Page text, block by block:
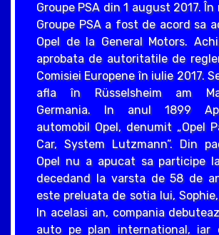
Groupe PSA din 1 august 2017. În
Groupe PSA a fost de acord sa
Opel de la General Motors.
aprobata de autoritatile de
Comisiei Europene în iulie 2017.
afla în Rüsselsheim am
Germania. In anul 1899
automobil Opel, denumit „Opel
Car, System Lutzmann”. Din
Opel nu a apucat sa participe
decedand la varsta de 58 de
este preluata de sotia lui,
In acelasi an, compania
auto pe plan international, iar